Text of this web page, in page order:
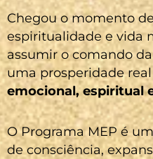
Chegou o momento
espiritualidade e vida
assumir o comando
uma prosperidade
emocional, espiritual
O Programa MEP é
de consciência,